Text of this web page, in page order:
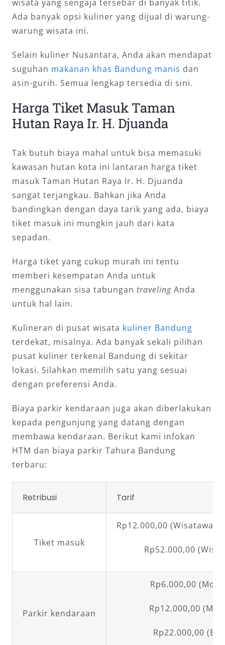
wisata yang sengaja tersebar di banyak titik.
Ada banyak opsi kuliner yang dijual di warung-
warung wisata ini.
Selain kuliner Nusantara, Anda akan mendapat
suguhan makanan khas Bandung manis dan
asin-gurih. Semua lengkap tersedia di sini.
Harga Tiket Masuk Taman
Hutan Raya Ir. H. Djuanda
Tak butuh biaya mahal untuk bisa memasuki
kawasan hutan kota ini lantaran harga tiket
masuk Taman Hutan Raya Ir. H. Djuanda
sangat terjangkau. Bahkan jika Anda
bandingkan dengan daya tarik yang ada, biaya
tiket masuk ini mungkin jauh dari kata
sepadan.
Harga tiket yang cukup murah ini tentu
memberi kesempatan Anda untuk
menggunakan sisa tabungan traveling Anda
untuk hal lain.
Kulineran di pusat wisata kuliner Bandung
terdekat, misalnya. Ada banyak sekali pilihan
pusat kuliner terkenal Bandung di sekitar
lokasi. Silahkan memilih satu yang sesuai
dengan preferensi Anda.
Biaya parkir kendaraan juga akan diberlakukan
kepada pengunjung yang datang dengan
membawa kendaraan. Berikut kami infokan
HTM dan biaya parkir Tahura Bandung
terbaru:
Retribusi Tarif
Tiket masuk
Rp12.000,00 (Wisatawan
Rp52.000,00
Parkir kendaraan
Rp6.000,00
Rp12.000,00
Rp22.000,00